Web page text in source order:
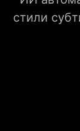
стили